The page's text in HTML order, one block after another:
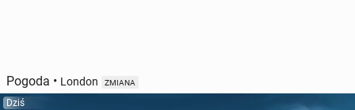
Pogoda • London ZMIANA
Dziś